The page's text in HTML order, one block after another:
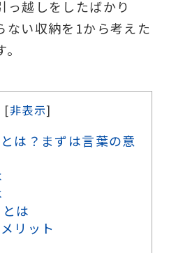
っ越しをしたばかり
ない収納を1から考えた
[非表示]
は？まずは言葉の意
は
リット